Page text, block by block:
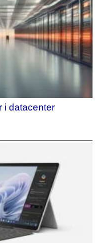
i datacenter